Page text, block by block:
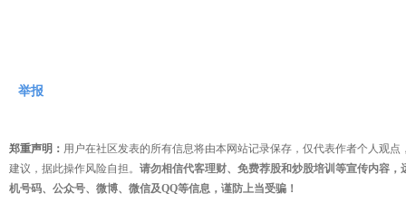
举报
郑重声明： 用户在社区发表的所有信息将由本网站记录保存，仅代表作者个人观
建议，据此操作风险自担。 请勿相信代客理财、免费荐股和炒股培训等宣传内容
机号码、公众号、微博、微信及QQ等信息，谨防上当受骗！